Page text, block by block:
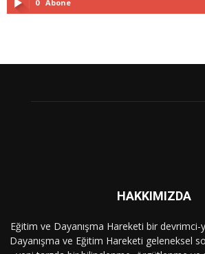
0 Abone
HAKKIMIZDA
Eğitim ve Dayanışma Hareketi bir
Dayanışma ve Eğitim Hareketi geleneksel